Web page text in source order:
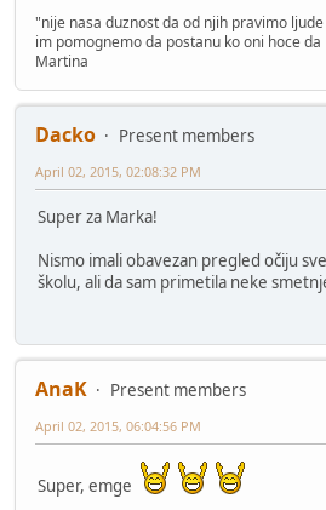
"nije nasa duznost da od njih pravimo
im pomognemo da postanu ko oni hoce da
Martina
Dacko
Present members
April 02, 2015, 02:08:32 PM
Super za Marka!
Nismo imali obavezan pregled očiju
školu, ali da sam primetila neke
AnaK
Present members
April 02, 2015, 06:04:56 PM
Super, emge